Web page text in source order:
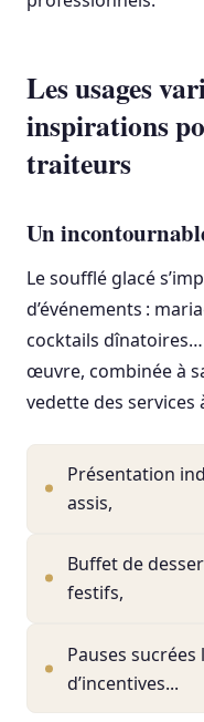
Les usages
inspirations
traiteurs
Un
Le soufflé glacé
d’événements :
cocktails
œuvre, combinée à
vedette des services
Présentation
assis,
Buffet de
festifs,
Pauses
d’incentives...